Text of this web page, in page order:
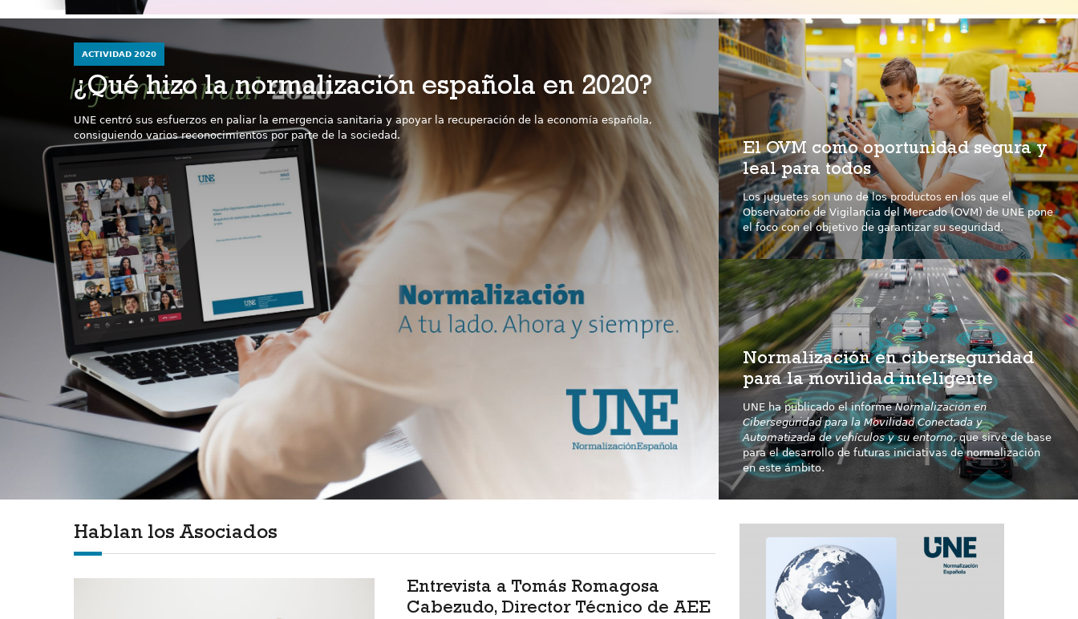
ACTIVIDAD 2020
¿Qué hizo la normalización española en 2020?
UNE centró sus esfuerzos en paliar la emergencia sanitaria y apoyar la recuperación de la economía española,
consiguiendo varios reconocimientos por parte de la sociedad.
El OVM como oportunidad segura y
leal para todos
Los juguetes son uno de los productos en los que el
Observatorio de Vigilancia del Mercado (OVM) de UNE pone
el foco con el objetivo de garantizar su seguridad.
Normalización en ciberseguridad
para la movilidad inteligente
UNE ha publicado el informeNormalización en
Ciberseguridad para la Movilidad Conectada y
Automatizada de vehículos y su entorno, que sirve de base
para el desarrollo de futuras iniciativas de normalización
en este ámbito.
Hablan los Asociados
Entrevista a Tomás Romagosa
Cabezudo, Director Técnico de AEE